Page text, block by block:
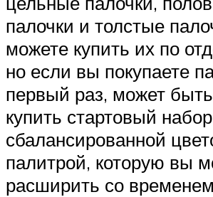
палочки и толстые
можете купить их по
но если вы покупаете
первый раз, может
купить стартовый
сбалансированной
палитрой, которую вы
расширить со